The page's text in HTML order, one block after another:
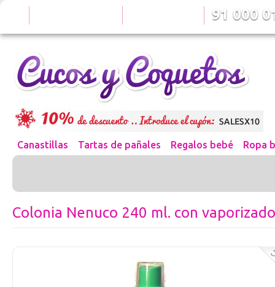
91 000
Canastillas Tartas de pañales Regalos bebé Ropa
Colonia Nenuco 240 ml. con